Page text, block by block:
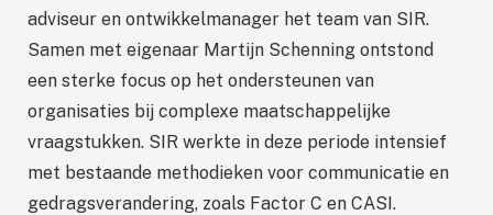
adviseur en ontwikkelmanager het team van SIR.
Samen met eigenaar Martijn Schenning ontstond
een sterke focus op het ondersteunen van
organisaties bij complexe maatschappelijke
vraagstukken. SIR werkte in deze periode intensief
met bestaande methodieken voor communicatie en
gedragsverandering, zoals Factor C en CASI.